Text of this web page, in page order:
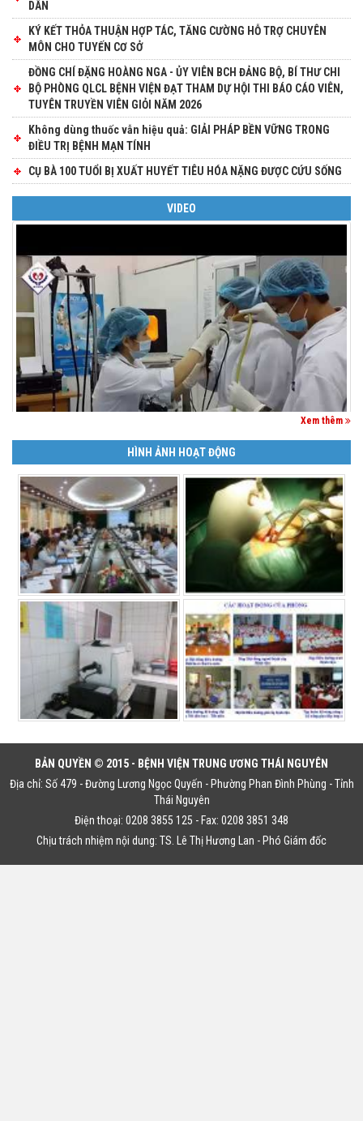
DÂN
KÝ KẾT THỎA THUẬN HỢP TÁC, TĂNG CƯỜNG HỖ TRỢ CHUYÊN
MÔN CHO TUYẾN CƠ SỞ
ĐỒNG CHÍ ĐẶNG HOÀNG NGA - ỦY VIÊN BCH ĐẢNG BỘ, BÍ THƯ CHI
BỘ PHÒNG QLCL BỆNH VIỆN ĐẠT THAM DỰ HỘI THI BÁO CÁO VIÊN,
TUYÊN TRUYỀN VIÊN GIỎI NĂM 2026
Không dùng thuốc vẫn hiệu quả: GIẢI PHÁP BỀN VỮNG TRONG
ĐIỀU TRỊ BỆNH MẠN TÍNH
CỤ BÀ 100 TUỔI BỊ XUẤT HUYẾT TIÊU HÓA NẶNG ĐƯỢC CỨU SỐNG
VIDEO
Xem thêm
HÌNH ẢNH HOẠT ĐỘNG
BẢN QUYỀN © 2015 - BỆNH VIỆN TRUNG ƯƠNG THÁI NGUYÊN
Địa chỉ: Số 479 - Đường Lương Ngọc Quyến - Phường Phan Đình Phùng - Tỉnh
Thái Nguyên
Điện thoại: 0208 3855 125 - Fax: 0208 3851 348
Chịu trách nhiệm nội dung: TS. Lê Thị Hương Lan - Phó Giám đốc